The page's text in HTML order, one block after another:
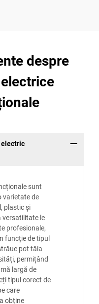
despre
electric
sunt
varietate de
plastic și
versatilitate le
profesionale,
funcție de tipul
pot tăia
permițând
largă de
tipul corect de
care
obține